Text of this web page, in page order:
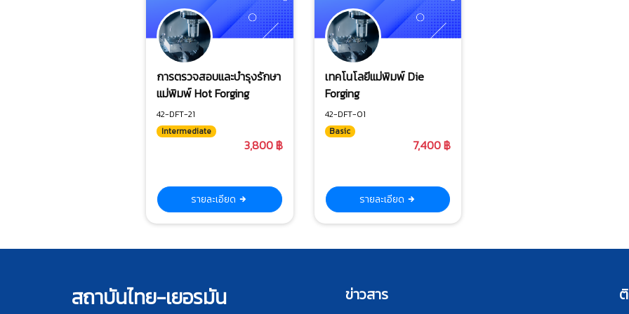
การตรวจสอบและบำรุงรักษา
แม่พิมพ์ Hot Forging
42-DFT-21
Intermediate
3,800 ฿
รายละเอียด
เทคโนโลยีแม่พิมพ์ Die
Forging
42-DFT-01
Basic
7,400 ฿
รายละเอียด
สถาบันไทย-เยอรมัน ข่าวสาร